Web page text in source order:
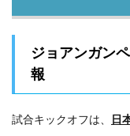
ジョアンガン
報
試合キックオフは、 日